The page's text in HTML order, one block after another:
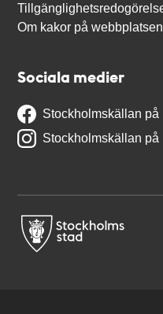
Om kakor på webbplatsen
Sociala medier
Stockholmskällan på
Stockholmskällan på